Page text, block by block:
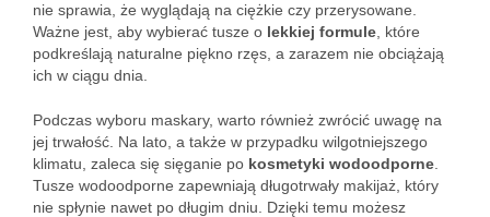
nie sprawia, że wyglądają na ciężkie czy przerysowane.
Ważne jest, aby wybierać tusze o lekkiej formule , które
podkreślają naturalne piękno rzęs, a zarazem nie obciążają
ich w ciągu dnia.
Podczas wyboru maskary, warto również zwrócić uwagę na
jej trwałość. Na lato, a także w przypadku wilgotniejszego
klimatu, zaleca się sięganie po kosmetyki wodoodporne
Tusze wodoodporne zapewniają długotrwały makijaż, który
nie spłynie nawet po długim dniu. Dzięki temu możesz